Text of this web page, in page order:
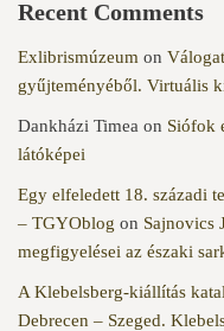
Recent Comments
Exlibrismúzeum on
gyűjteményéből. Virtuális
Dankházi Timea on Siófok
látóképei
Egy elfeledett 18. századi
– TGYOblog on Sajnovics
megfigyelései az északi
A Klebelsberg-kiállítás
Debrecen – Szeged.